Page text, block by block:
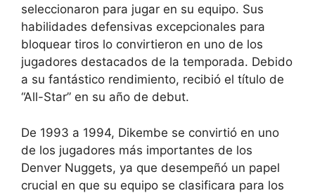
seleccionaron para jugar en su equipo. Sus
habilidades defensivas excepcionales para
bloquear tiros lo convirtieron en uno de los
jugadores destacados de la temporada. Debido
a su fantástico rendimiento, recibió el título de
“All-Star” en su año de debut.
De 1993 a 1994, Dikembe se convirtió en uno
de los jugadores más importantes de los
Denver Nuggets, ya que desempeñó un papel
crucial en que su equipo se clasificara para los